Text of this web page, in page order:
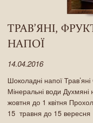
ТРАВ’ЯНІ,
НАПОЇ
14.04.2016
Шоколадні напої
Мінеральні води Духмяні
жовтня до 1 квітня
15 травня до 15 вересня